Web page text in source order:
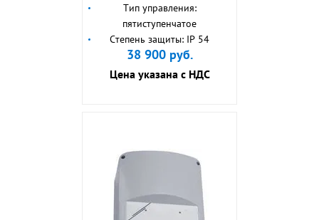
Тип управления:
пятиступенчатое
Степень защиты: IP 54
38 900руб.
Цена указана с НДС